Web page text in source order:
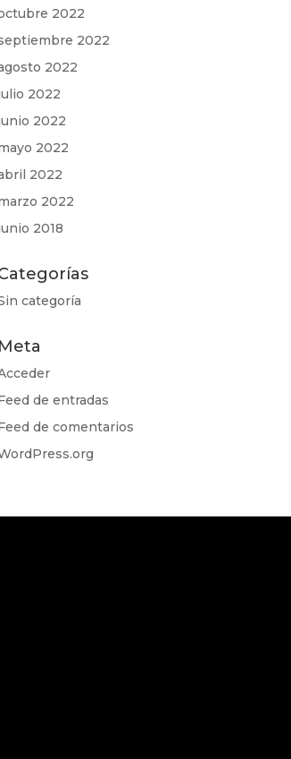
2022
2022
2022
2022
2022
2022
2022
2022
2018
categoría
Meta
de entradas
de comentarios